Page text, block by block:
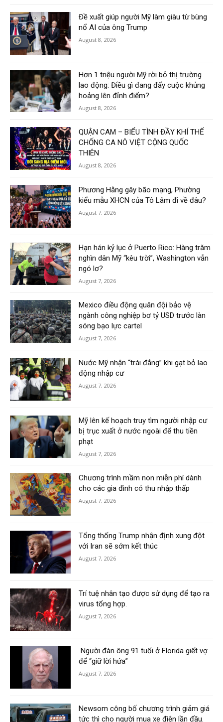
Đề xuất giúp người Mỹ làm giàu từ bùng
nổ AI của ông Trump
August 8, 2026
Hơn 1 triệu người Mỹ rời bỏ thị trường
lao động: Điều gì đang đẩy cuộc khủng
hoảng lên đỉnh điểm?
August 8, 2026
QUẬN CAM – BIỂU TÌNH ĐẦY KHÍ THẾ
CHỐNG CA NÔ VIỆT CỘNG QUỐC
THIÊN
August 8, 2026
Phương Hằng gây bão mạng, Phường
kiểu mẫu XHCN của Tô Lâm đi về đâu?
August 7, 2026
Hạn hán kỷ lục ở Puerto Rico: Hàng trăm
nghìn dân Mỹ “kêu trời”, Washington vẫn
ngó lơ?
August 7, 2026
Mexico điều động quân đội bảo vệ
ngành công nghiệp bơ tỷ USD trước làn
sóng bạo lực cartel
August 7, 2026
Nước Mỹ nhận “trái đắng” khi gạt bỏ lao
động nhập cư
August 7, 2026
Mỹ lên kế hoạch truy tìm người nhập cư
bị trục xuất ở nước ngoài để thu tiền
phạt
August 7, 2026
Chương trình mầm non miễn phí dành
cho các gia đình có thu nhập thấp
August 7, 2026
Tổng thống Trump nhận định xung đột
với Iran sẽ sớm kết thúc
August 7, 2026
Trí tuệ nhân tạo được sử dụng để tạo ra
virus tổng hợp.
August 7, 2026
Người đàn ông 91 tuổi ở Florida giết vợ
để “giữ lời hứa”
August 7, 2026
Newsom công bố chương trình giảm giá
tức thì cho người mua xe điện lần đầu.